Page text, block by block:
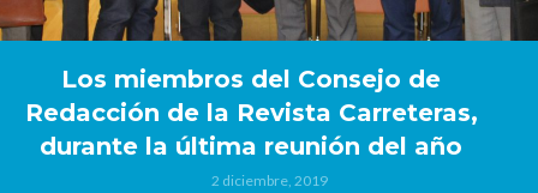
Los miembros del Consejo de
Redacción de la Revista Carreteras,
durante la última reunión del año
2 diciembre, 2019